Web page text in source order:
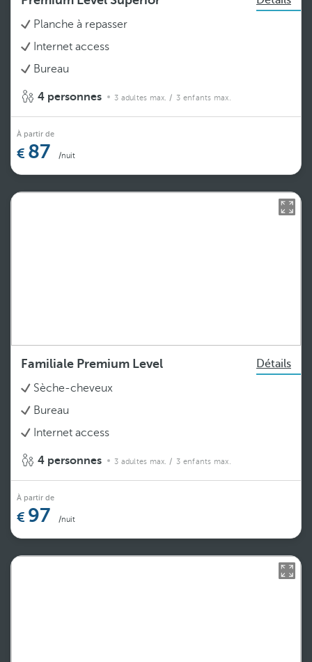
Planche à repasser
Internet access
Bureau
4 personnes 3 adultes max. / 3 enfants max.
À partir de
87 /nuit
Familiale Premium Level
Détails
Sèche-cheveux
Bureau
Internet access
4 personnes 3 adultes max. / 3 enfants max.
À partir de
97 /nuit